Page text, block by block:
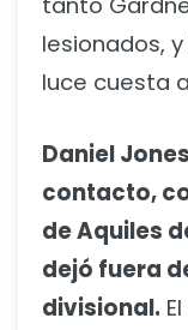
lesionados,
luce cuesta
Daniel
contacto,
de Aquiles
dejó fuera
divisional.